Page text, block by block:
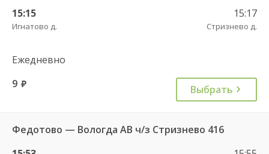
15:15
Игнатово д.
15:17
Стризнево д.
Ежедневно
9 руб. Выбрать
Федотово — Вологда АВ ч/з Стризнево 416